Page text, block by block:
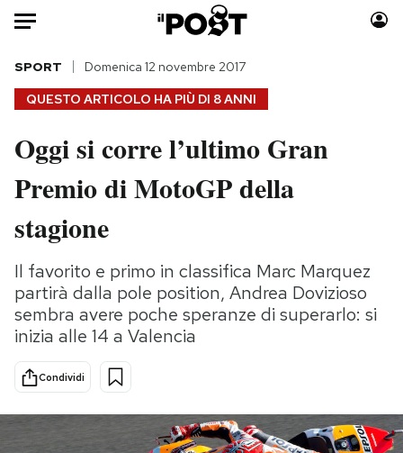
Auto
HOME
Italia
Politica
Tecnologia
Scienza
Economia
Sport
Moda
Consumismi
Media
QUESTO ARTICOLO HA PIÙ DI 8 ANNI
SPORT Domenica 12 novembre 2017
Oggi si corre l’ultimo Gran
Premio di MotoGP della
stagione
Il favorito e primo in classifica Marc Marquez
partirà dalla pole position, Andrea Dovizioso
sembra avere poche speranze di superarlo: si
inizia alle 14 a Valencia
Condividi